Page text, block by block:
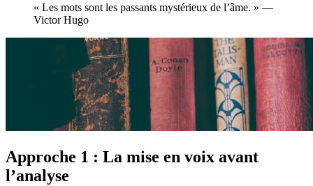
« Les mots sont les passants mystérieux de l’âme. » —
Victor Hugo
Approche 1 : La mise en voix avant
l’analyse